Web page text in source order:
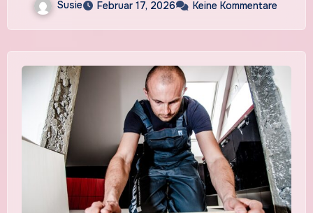
Susie Februar 17, 2026 Keine Kommentare